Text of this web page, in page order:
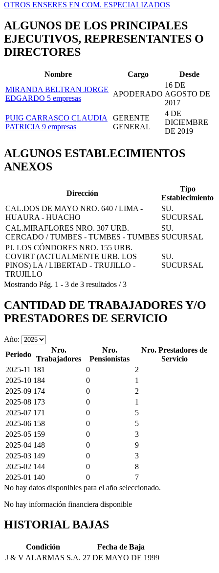
OTROS ENSERES EN COM. ESPECIALIZADOS
ALGUNOS DE LOS PRINCIPALES
EJECUTIVOS, REPRESENTANTES O
DIRECTORES
Nombre Cargo
Desde
MIRANDA BELTRAN JORGE
EDGARDO 5 empresas
APODERADO
16 DE
AGOSTO DE
2017
PUIG CARRASCO CLAUDIA
PATRICIA 9 empresas
GERENTE
GENERAL
4 DE
DICIEMBRE
DE 2019
ALGUNOS ESTABLECIMIENTOS
ANEXOS
Dirección
Tipo
Establecimiento
CAL.DOS DE MAYO NRO. 640 / LIMA -
HUAURA - HUACHO
SU.
SUCURSAL
CAL.MIRAFLORES NRO. 307 URB.
CERCADO / TUMBES - TUMBES - TUMBES
SU.
SUCURSAL
PJ. LOS CÓNDORES NRO. 155 URB.
COVIRT (ACTUALMENTE URB. LOS
PINOS) LA / LIBERTAD - TRUJILLO -
TRUJILLO
SU.
SUCURSAL
Mostrando Pág. 1 - 3 de 3 resultados /3
CANTIDAD DE TRABAJADORES Y/O
PRESTADORES DE SERVICIO
Año:
Periodo
Nro.
Trabajadores
Nro.
Pensionistas
Nro. Prestadores de
Servicio
2025-11 181 0
2
2025-10 184 0
1
2025-09 174 0
2
2025-08 173 0
1
2025-07 171 0
5
2025-06 158 0
5
2025-05 159 0
3
2025-04 148 0
9
2025-03 149 0
3
2025-02 144 0
8
2025-01 140 0
7
No hay datos disponibles para el año seleccionado.
No hay información financiera disponible
HISTORIAL BAJAS
Condición
Fecha de Baja
J & V ALARMAS S.A. 27 DE MAYO DE 1999